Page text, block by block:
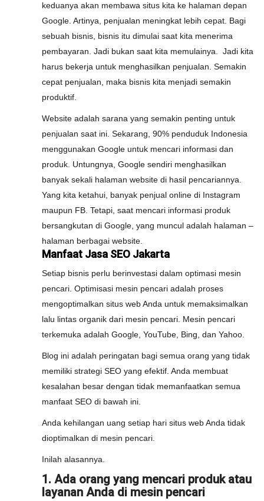
keduanya akan membawa situs kita ke halaman depan
Google. Artinya, penjualan meningkat lebih cepat. Bagi
sebuah bisnis, bisnis itu dimulai saat kita menerima
pembayaran. Jadi bukan saat kita memulainya. Jadi kita
harus bekerja untuk menghasilkan penjualan. Semakin
cepat penjualan, maka bisnis kita menjadi semakin
produktif.
Website adalah sarana yang semakin penting untuk
penjualan saat ini. Sekarang, 90% penduduk Indonesia
menggunakan Google untuk mencari informasi dan
produk. Untungnya, Google sendiri menghasilkan
banyak sekali halaman website di hasil pencariannya.
Yang kita ketahui, banyak penjual online di Instagram
maupun FB. Tetapi, saat mencari informasi produk
bersangkutan di Google, yang muncul adalah halaman –
halaman berbagai website.
Manfaat Jasa SEO Jakarta
Setiap bisnis perlu berinvestasi dalam optimasi mesin
pencari. Optimisasi mesin pencari adalah proses
mengoptimalkan situs web Anda untuk memaksimalkan
lalu lintas organik dari mesin pencari. Mesin pencari
terkemuka adalah Google, YouTube, Bing, dan Yahoo.
Blog ini adalah peringatan bagi semua orang yang tidak
memiliki strategi SEO yang efektif. Anda membuat
kesalahan besar dengan tidak memanfaatkan semua
manfaat SEO di bawah ini.
Anda kehilangan uang setiap hari situs web Anda tidak
dioptimalkan di mesin pencari.
Inilah alasannya.
1. Ada orang yang mencari produk atau
layanan Anda di mesin pencari